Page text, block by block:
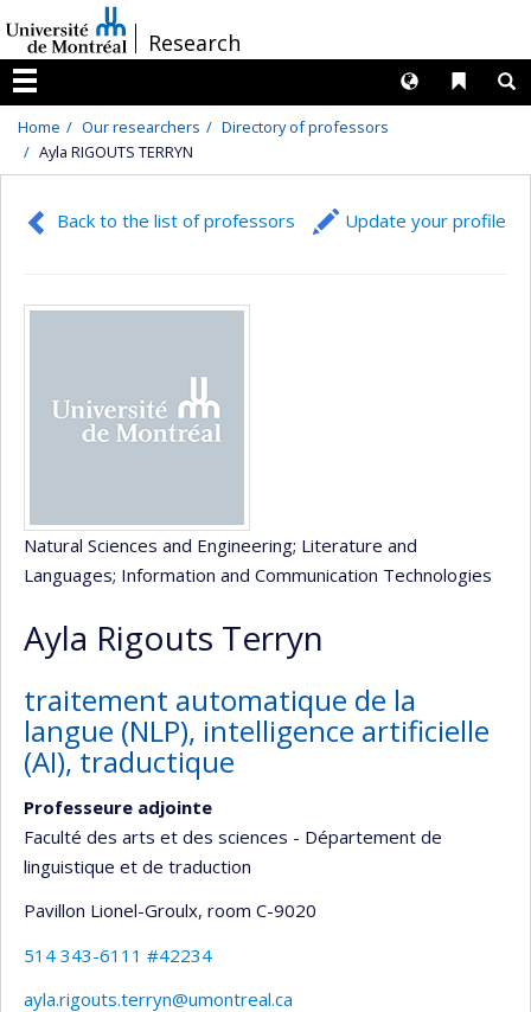
au
contenu
/Research
Menu
Liens
Langues
Home Our researchers
Directory of professors
Ayla RIGOUTS TERRYN
Back to the list of professors Update your profile
Natural Sciences and Engineering; Literature and
Languages; Information and Communication Technologies
Ayla Rigouts Terryn
traitement automatique de la
langue (NLP), intelligence artificielle
(AI), traductique
Professeure adjointe
Faculté des arts et des sciences - Département de
linguistique et de traduction
Pavillon Lionel-Groulx, room C-9020
514 343-6111 #42234
ayla.rigouts.terryn@umontreal.ca